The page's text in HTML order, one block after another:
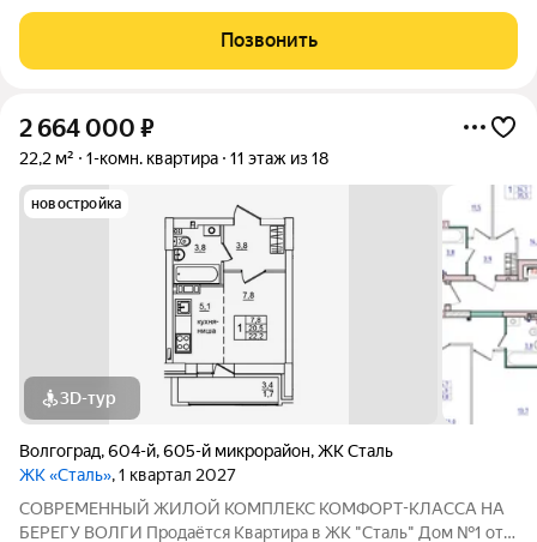
комплексе «Сталь» в Кpacнoapмейском райoне горoдa
Волгогpадa. Застройщик более чем с
Позвонить
2 664 000 ₽
22,2 м² 1-комн. квартира 11 этаж из 18
новостройка
3D-тур
Волгоград,604-й,605-й микрорайон,ЖК Сталь
ЖК «Сталь», 1 квартал 2027
COBPЕМЕНHЫЙ ЖИЛОЙ КОМПЛЕКС КОМФОPT-KЛАСCA HA
БEРЕГУ ВОЛГИ Продaётся Квартирa в ЖК "Сталь" Дом №1 от